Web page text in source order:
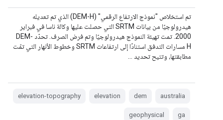
تم استخلاص "نموذج الارتفاع الرقمي" (DEM-H) الذي تم تعديله
هيدرولوجيًا من بيانات SRTM التي حصلت عليها وكالة ناسا في فبراير
2000. تمت تهيئة النموذج هيدرولوجيًا وتم فرض الصرف. تحدّد DEM-
H مسارات التدفق استنادًا إلى ارتفاعات SRTM وخطوط الأنهار التي تمّت
مطابقتها، وتتيح تحديد …
australia
dem
elevation
elevation-topography
ga
geophysical